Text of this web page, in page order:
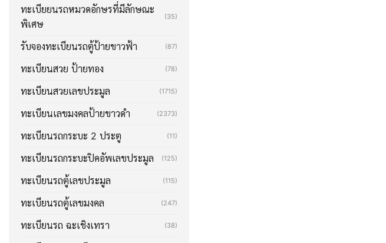
ทะเบียยนรถหมวดอักษรที่มีลักษณะ
พิเศษ
(35)
รับจองทะเบียนรถตู้ป้ายขาวฟ้า (87)
ทะเบียนสวย ป้ายทอง (78)
ทะเบียนสวยเลขประมูล (1715)
ทะเบียนเลขมงคลป้ายขาวดำ (2373)
ทะเบียนรถกระบะ 2 ประตู (11)
ทะเบียนรถกระบะปิคอัพเลขประมูล (125)
ทะเบียนรถตู้เลขประมูล (115)
ทะเบียนรถตู้เลขมงคล (247)
ทะเบียนรถ ฉะเชิงเทรา (38)